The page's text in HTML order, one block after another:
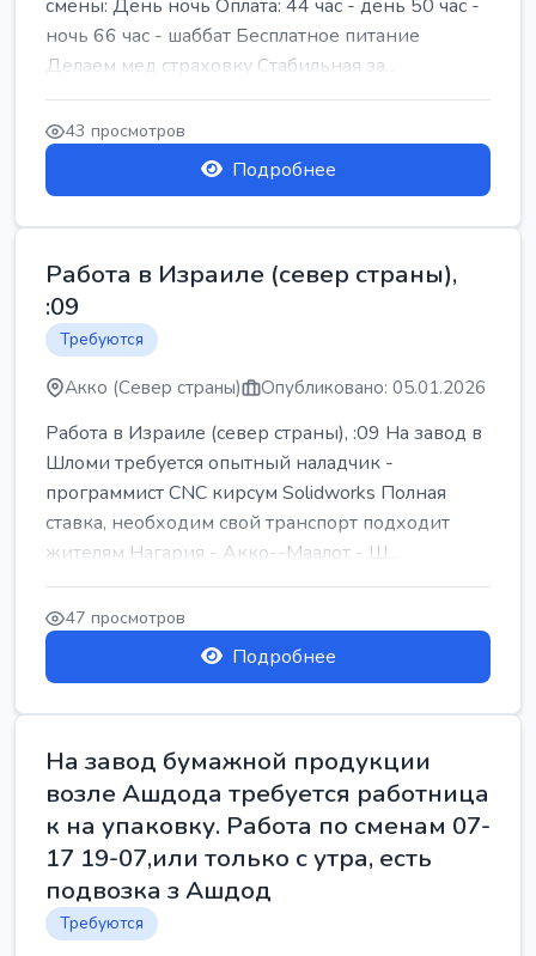
смены: День ночь Оплата: 44 час - день 50 час -
ночь 66 час - шаббат Бесплатное питание
Делаем мед страховку Стабильная за...
43 просмотров
Подробнее
Работа в Израиле (север страны),
:09
Требуются
Акко (Север страны) Опубликовано: 05.01.2026
Работа в Израиле (север страны), :09 На завод в
Шломи требуется опытный наладчик -
программист CNC кирсум Solidworks Полная
ставка, необходим свой транспорт подходит
жителям Нагария - Акко--Маалот - Ш...
47 просмотров
Подробнее
На завод бумажной продукции
возле Ашдода требуется работница
к на упаковку. Работа по сменам 07-
17 19-07,или только с утра, есть
подвозка з Ашдод
Требуются